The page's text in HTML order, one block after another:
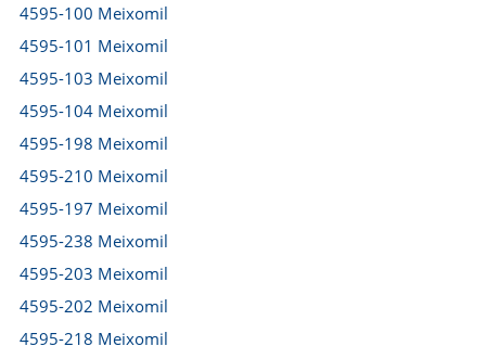
4595-100 Meixomil
4595-101 Meixomil
4595-103 Meixomil
4595-104 Meixomil
4595-198 Meixomil
4595-210 Meixomil
4595-197 Meixomil
4595-238 Meixomil
4595-203 Meixomil
4595-202 Meixomil
4595-218 Meixomil